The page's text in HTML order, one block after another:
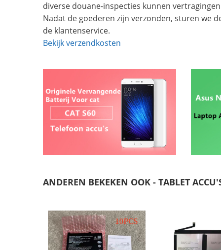
diverse douane-inspecties kunnen
Nadat de goederen zijn verzonden, sturen we
de klantenservice.
Bekijk verzendkosten
ANDEREN BEKEKEN OOK - TABLET